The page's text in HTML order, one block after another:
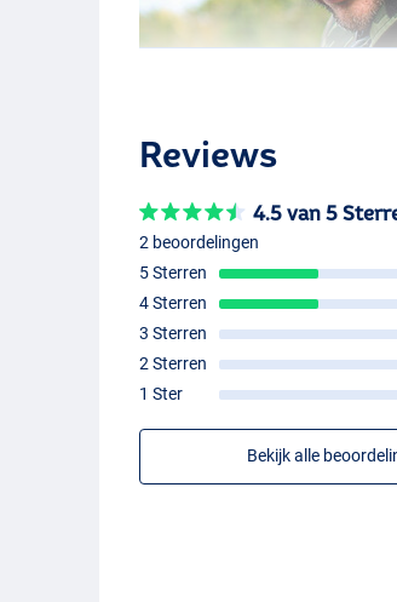
Reviews
4.5 van 5
2 beoordelingen
5 Sterren
4 Sterren
3 Sterren
2 Sterren
1 Ster
Bekijk alle